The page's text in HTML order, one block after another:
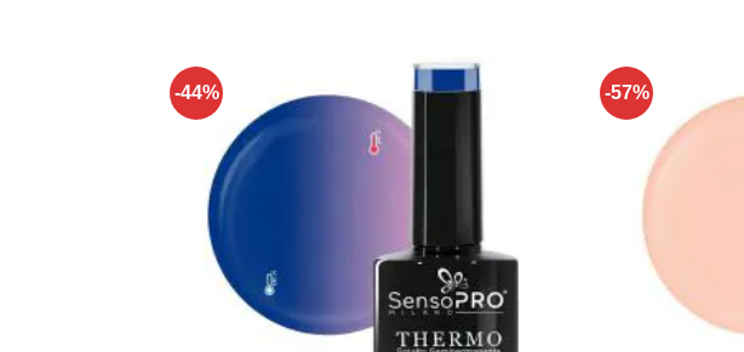
-44% -57%